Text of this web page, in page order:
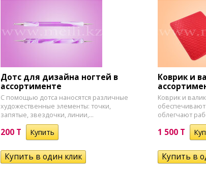
Дотс для дизайна ногтей в
ассортименте
С помощью дотса наносятся различные
художественные элементы: точки,
запятые, звездочки, линии,...
200 T
Коврик и
​Коврик и
обеспечивают
облегчают
1 500 T